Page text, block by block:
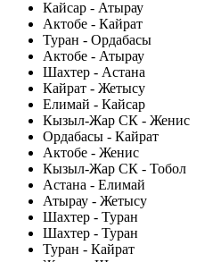
Кайсар - Атырау
Актобе - Кайрат
Туран - Ордабасы
Актобе - Атырау
Шахтер - Астана
Кайрат - Жетысу
Елимай - Кайсар
Кызыл-Жар СК - Женис
Ордабасы - Кайрат
Актобе - Женис
Кызыл-Жар СК - Тобол
Астана - Елимай
Атырау - Жетысу
Шахтер - Туран
Шахтер - Туран
Туран - Кайрат